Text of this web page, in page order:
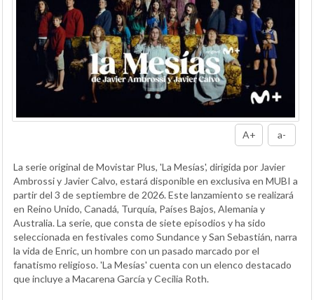
A+ a-
La serie original de Movistar Plus, 'La Mesías', dirigida por Javier
Ambrossi y Javier Calvo, estará disponible en exclusiva en MUBI a
partir del 3 de septiembre de 2026. Este lanzamiento se realizará
en Reino Unido, Canadá, Turquía, Países Bajos, Alemania y
Australia. La serie, que consta de siete episodios y ha sido
seleccionada en festivales como Sundance y San Sebastián, narra
la vida de Enric, un hombre con un pasado marcado por el
fanatismo religioso. 'La Mesías' cuenta con un elenco destacado
que incluye a Macarena García y Cecilia Roth.